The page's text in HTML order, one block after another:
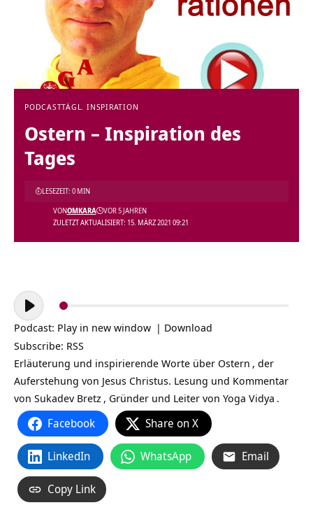
PODCASTTÄGL. INSPIRATION
Ostern – Inspiration des
Tages
ZULETZT AKTUALISIERT: 15. MÄRZ 2021 09:21
VONOMKARA VOR 5 JAHREN
LESEZEIT: 0 MIN
Audio-
Player
Podcast: Play in new window | Download
Subscribe: RSS
Erläuterung und inspirierende Worte über Ostern , der
Auferstehung von Jesus Christus. Lesung und Kommentar
von Sukadev Bretz , Gründer und Leiter von Yoga Vidya .
Facebook Share on X
LinkedIn WhatsApp Email
Copy Link